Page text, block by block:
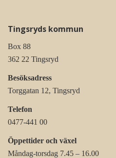
Tingsryds kommun
Box 88
362 22 Tingsryd
Besöksadress
Torggatan 12, Tingsryd
Telefon
0477-441 00
Öppettider och växel
Måndag-torsdag 7.45 – 16.00